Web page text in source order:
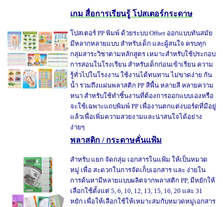
เกม สื่อการเรียนรู้ โปสเตอร์กระดาษ
โปสเตอร์ PP พิมพ์ ด้วยระบบ Offset ออกแบบทันสมัย
มีหลากหลายแบบ สำหรับเด็ก และผู้สนใจ ครบทุก
กลุ่มสาระวิชาตามหลักสูตร เหมาะสำหรับใช้ประกอบ
การสอนในโรงเรียน สำหรับเด็กก่อนเข้าเรียน ความ
รู้ทั่วไปในโรงงาน ใช้งานได้ทนทาน ไม่ขาดง่าย กัน
น้ำ รวมถึงแผ่นพลาสติก PP สีพื้น หลายสี หลายความ
หนา สำหรับใช้ทำชิ้นงานที่ต้องการออกแบบเองหรือ
จะใช้เฉพาะแถบพิมพ์ PP เพื่องานตกแต่งบอร์ดที่มีอยู่
แล้วเพื่อเพิ่มความสวยงามและน่าสนใจได้อย่าง
ง่ายๆ
พลาสติก / กระดาษคั่นแฟ้ม
สำหรับ แยก จัดกลุ่ม เอกสารในแฟ้ม ให้เป็นหมวด
หมู่ เพื่อ สะดวกในการจัดเก็บเอกสาร และ ง่ายใน
การค้นหามีหลายแบบผลิตจากพลาสติก PP, มีหยักให้
เลือกใช้ตั้งแต่ 5, 6, 10, 12, 13, 15, 16, 20 และ 31
หยัก เพื่อให้เลือกใช้ให้เหมาะสมกับหมวดหมู่เอกสาร